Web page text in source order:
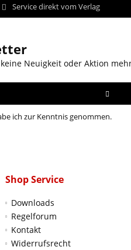
Service direkt vom Verlag
Neuigkeit oder Aktion
ich zur Kenntnis genommen.
Shop Service
Downloads
Regelforum
Kontakt
Widerrufsrecht